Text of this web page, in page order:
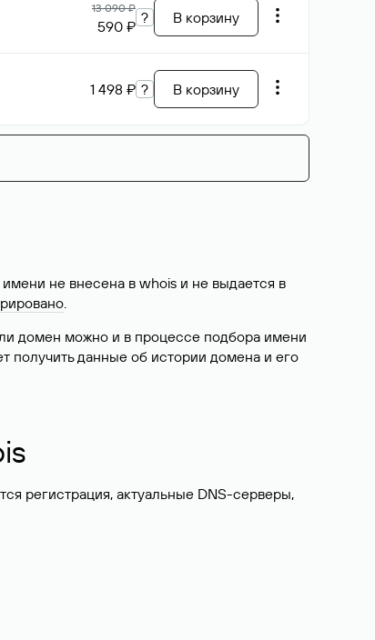
13 090 ₽
590 ₽ ? В корзину
1 498 ₽ ? В корзину
не внесена в whois и не выдается в
.
домен можно и в процессе подбора имени
получить данные об истории домена и его
регистрация, актуальные DNS-серверы,